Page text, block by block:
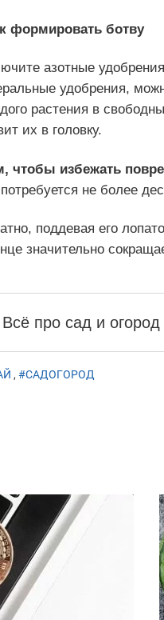
формировать ботву
азотные
удобрения,
растения в
их в головку.
чтобы избежать
не более
поддевая его
значительно
Всё про сад и огород
, #САДОГОРОД